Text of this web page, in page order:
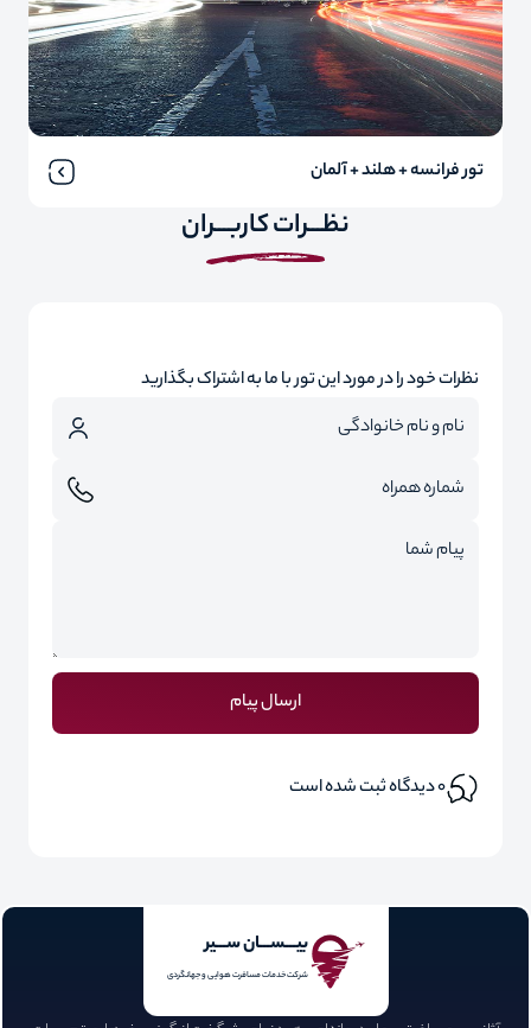
تور فرانسه + هلند + آلمان
نظـــرات کاربـــران
نظرات خود را در مورد این تور با ما به اشتراک بگذارید
ارسال پیام
0دیدگاه ثبت شده است
بیـــســـان ســـیر
شرکت خدمات مسافرت هوایی و جهانگردی